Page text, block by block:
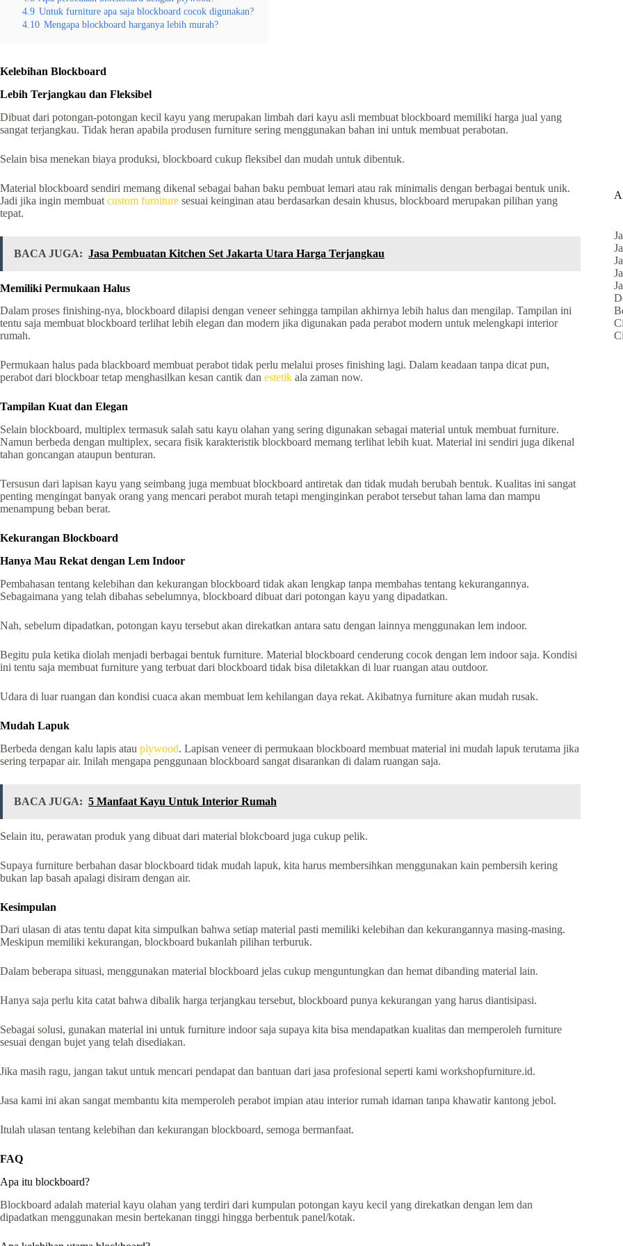
4.9 Untuk furniture apa saja blockboard cocok digunakan?
4.10 Mengapa blockboard harganya lebih murah?
Kelebihan Blockboard
Lebih Terjangkau dan Fleksibel
Dibuat dari potongan-potongan kecil kayu yang merupakan limbah dari kayu asli membuat blockboard memiliki harga jual yang
sangat terjangkau. Tidak heran apabila produsen furniture sering menggunakan bahan ini untuk membuat perabotan.
Selain bisa menekan biaya produksi, blockboard cukup fleksibel dan mudah untuk dibentuk.
Material blockboard sendiri memang dikenal sebagai bahan baku pembuat lemari atau rak minimalis dengan berbagai bentuk unik.
Jadi jika ingin membuat custom furniture sesuai keinginan atau berdasarkan desain khusus, blockboard merupakan pilihan yang
tepat.
BACA JUGA: Jasa Pembuatan Kitchen Set Jakarta Utara Harga Terjangkau
Memiliki Permukaan Halus
Dalam proses finishing-nya, blockboard dilapisi dengan veneer sehingga tampilan akhirnya lebih halus dan mengilap. Tampilan ini
tentu saja membuat blockboard terlihat lebih elegan dan modern jika digunakan pada perabot modern untuk melengkapi interior
rumah.
Permukaan halus pada blackboard membuat perabot tidak perlu melalui proses finishing lagi. Dalam keadaan tanpa dicat pun,
perabot dari blockboar tetap menghasilkan kesan cantik dan estetik ala zaman now.
Tampilan Kuat dan Elegan
Selain blockboard, multiplex termasuk salah satu kayu olahan yang sering digunakan sebagai material untuk membuat furniture.
Namun berbeda dengan multiplex, secara fisik karakteristik blockboard memang terlihat lebih kuat. Material ini sendiri juga dikenal
tahan goncangan ataupun benturan.
Tersusun dari lapisan kayu yang seimbang juga membuat blockboard antiretak dan tidak mudah berubah bentuk. Kualitas ini sangat
penting mengingat banyak orang yang mencari perabot murah tetapi menginginkan perabot tersebut tahan lama dan mampu
menampung beban berat.
Kekurangan Blockboard
Hanya Mau Rekat dengan Lem Indoor
Pembahasan tentang kelebihan dan kekurangan blockboard tidak akan lengkap tanpa membahas tentang kekurangannya.
Sebagaimana yang telah dibahas sebelumnya, blockboard dibuat dari potongan kayu yang dipadatkan.
Nah, sebelum dipadatkan, potongan kayu tersebut akan direkatkan antara satu dengan lainnya menggunakan lem indoor.
Begitu pula ketika diolah menjadi berbagai bentuk furniture. Material blockboard cenderung cocok dengan lem indoor saja. Kondisi
ini tentu saja membuat furniture yang terbuat dari blockboard tidak bisa diletakkan di luar ruangan atau outdoor.
Udara di luar ruangan dan kondisi cuaca akan membuat lem kehilangan daya rekat. Akibatnya furniture akan mudah rusak.
Mudah Lapuk
Berbeda dengan kalu lapis atau plywood. Lapisan veneer di permukaan blockboard membuat material ini mudah lapuk terutama jika
sering terpapar air. Inilah mengapa penggunaan blockboard sangat disarankan di dalam ruangan saja.
BACA JUGA: 5 Manfaat Kayu Untuk Interior Rumah
Selain itu, perawatan produk yang dibuat dari material blokcboard juga cukup pelik.
Supaya furniture berbahan dasar blockboard tidak mudah lapuk, kita harus membersihkan menggunakan kain pembersih kering
bukan lap basah apalagi disiram dengan air.
Kesimpulan
Dari ulasan di atas tentu dapat kita simpulkan bahwa setiap material pasti memiliki kelebihan dan kekurangannya masing-masing.
Meskipun memiliki kekurangan, blockboard bukanlah pilihan terburuk.
Dalam beberapa situasi, menggunakan material blockboard jelas cukup menguntungkan dan hemat dibanding material lain.
Hanya saja perlu kita catat bahwa dibalik harga terjangkau tersebut, blockboard punya kekurangan yang harus diantisipasi.
Sebagai solusi, gunakan material ini untuk furniture indoor saja supaya kita bisa mendapatkan kualitas dan memperoleh furniture
sesuai dengan bujet yang telah disediakan.
Jika masih ragu, jangan takut untuk mencari pendapat dan bantuan dari jasa profesional seperti kami workshopfurniture.id.
Jasa kami ini akan sangat membantu kita memperoleh perabot impian atau interior rumah idaman tanpa khawatir kantong jebol.
Itulah ulasan tentang kelebihan dan kekurangan blockboard, semoga bermanfaat.
FAQ
Apa itu blockboard?
Blockboard adalah material kayu olahan yang terdiri dari kumpulan potongan kayu kecil yang direkatkan dengan lem dan
dipadatkan menggunakan mesin bertekanan tinggi hingga berbentuk panel/kotak.